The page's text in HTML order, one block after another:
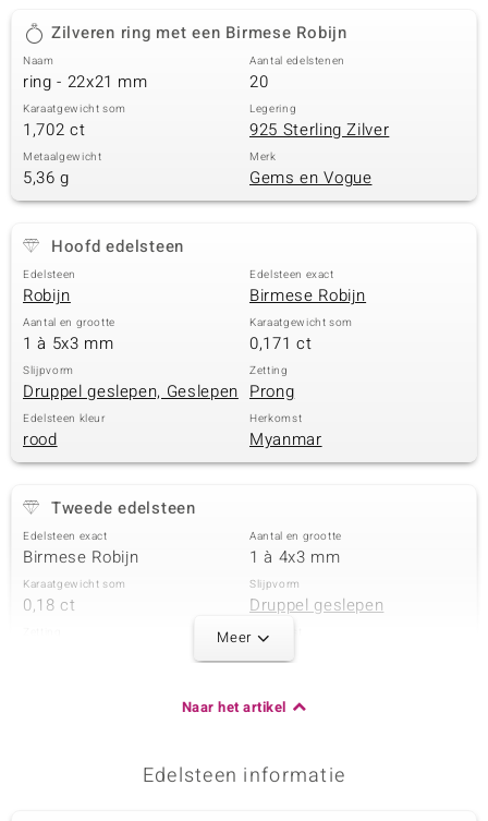
Zilveren ring met een Birmese Robijn
Naam
ring - 22x21 mm
Aantal edelstenen
20
Karaatgewicht som
1,702 ct
Legering
925 Sterling Zilver
Metaalgewicht
5,36 g
Merk
Gems en Vogue
Hoofd edelsteen
Edelsteen
Robijn
Edelsteen exact
Birmese Robijn
Aantal en grootte
1 à 5x3 mm
Karaatgewicht som
0,171 ct
Slijpvorm
Druppel geslepen, Geslepen
Zetting
Prong
Edelsteen kleur
rood
Herkomst
Myanmar
Tweede edelsteen
Edelsteen exact
Birmese Robijn
Aantal en grootte
1 à 4x3 mm
Karaatgewicht som
0,18 ct
Slijpvorm
Druppel geslepen
Herkomst
11 à 2,3 mm
Meer
Naar het artikel
Edelsteen informatie